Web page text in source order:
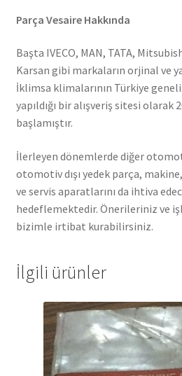
Parça Vesaire Hakkında
Başta IVECO, MAN, TATA,
Karsan gibi markaların orjinal ve
İklimsa klimalarının Türkiye
yapıldığı bir alışveriş sitesi olarak
başlamıştır.
İlerleyen dönemlerde diğer
otomotiv dışı yedek parça,
ve servis aparatlarını da ihtiva
hedeflemektedir. Önerileriniz ve
bizimle irtibat kurabilirsiniz.
İlgili ürünler